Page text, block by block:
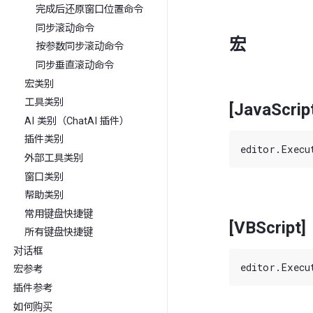
完成后还原窗口位置命令
同步滚动命令
按参数同步滚动命令
同步垂直滚动命令
宏类别
工具类别
AI 类别（ChatAI 插件）
插件类别
外部工具类别
窗口类别
帮助类别
常用键盘快捷键
所有键盘快捷键
对话框
宏参考
插件参考
如何购买
宏
[VBScript]